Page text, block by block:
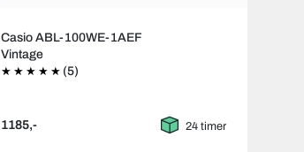
Casio ABL-100WE-1AEF
Vintage
(5)
1185,- 24 timer